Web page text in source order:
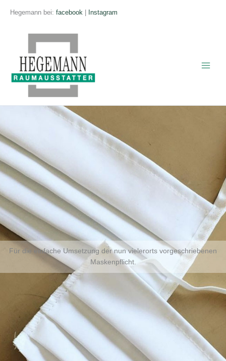
InhaltHegemann bei: facebook Instagram
Für die einfache Umsetzung der nun vielerorts vorgeschriebenen
Maskenpflicht.